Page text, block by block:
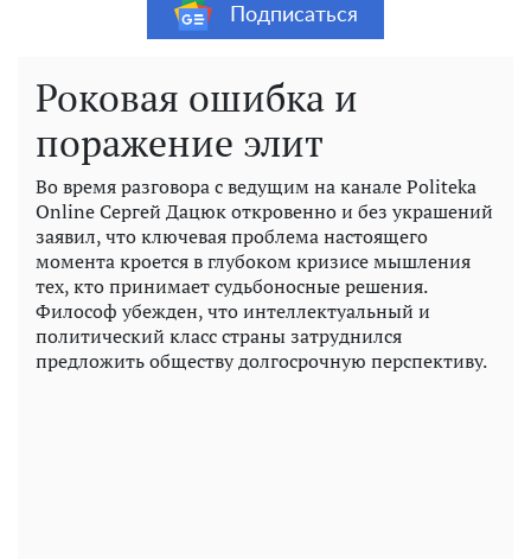
Подписаться
Роковая ошибка и
поражение элит
Во время разговора с ведущим на канале Politeka
Online Сергей Дацюк откровенно и без украшений
заявил, что ключевая проблема настоящего
момента кроется в глубоком кризисе мышления
тех, кто принимает судьбоносные решения.
Философ убежден, что интеллектуальный и
политический класс страны затруднился
предложить обществу долгосрочную перспективу.